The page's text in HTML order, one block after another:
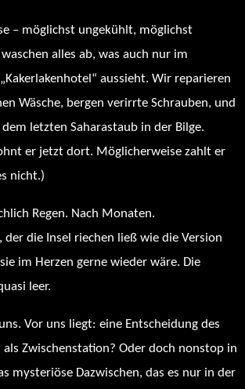
– möglichst ungekühlt, möglichst
alles ab, was auch nur im
aussieht. Wir reparieren
Wäsche, bergen verirrte Schrauben, und
letzten Saharastaub in der Bilge.
er jetzt dort. Möglicherweise zahlt er
nicht.)
Regen. Nach Monaten.
die Insel riechen ließ wie die Version
im Herzen gerne wieder wäre. Die
leer.
Vor uns liegt: eine Entscheidung des
als Zwischenstation? Oder doch nonstop in
mysteriöse Dazwischen, das es nur in der